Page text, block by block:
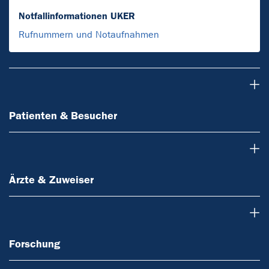
Notfallinformationen UKER
Rufnummern und Notaufnahmen
Patienten & Besucher
Ärzte & Zuweiser
Forschung